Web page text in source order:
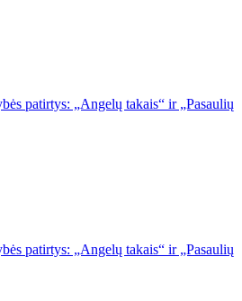
patirtys: „Angelų takais“ ir „Pasaulių
patirtys: „Angelų takais“ ir „Pasaulių